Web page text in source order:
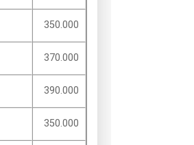
350.000
370.000
390.000
350.000